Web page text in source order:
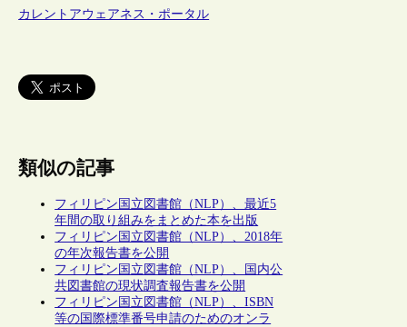
カレントアウェアネス・ポータル
類似の記事
フィリピン国立図書館（NLP）、最近5
年間の取り組みをまとめた本を出版
フィリピン国立図書館（NLP）、2018年
の年次報告書を公開
フィリピン国立図書館（NLP）、国内公
共図書館の現状調査報告書を公開
フィリピン国立図書館（NLP）、ISBN
等の国際標準番号申請のためのオンラ